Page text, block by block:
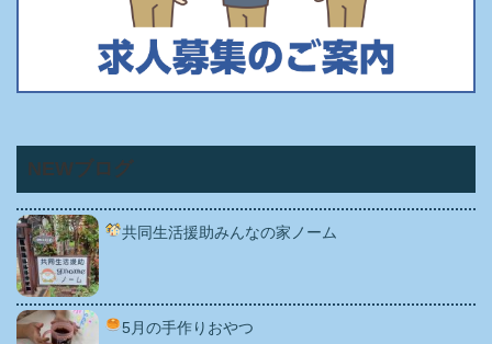
NEWブログ
共同生活援助みんなの家ノーム
5月の手作りおやつ